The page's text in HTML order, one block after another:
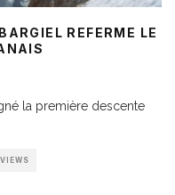
REFERME LE
la première descente